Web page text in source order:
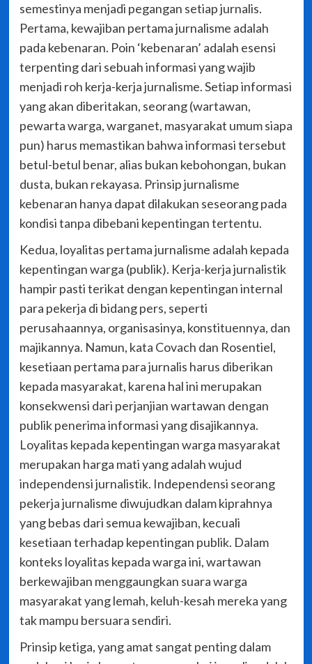
semestinya menjadi pegangan setiap jurnalis.
Pertama, kewajiban pertama jurnalisme adalah
pada kebenaran. Poin ‘kebenaran’ adalah esensi
terpenting dari sebuah informasi yang wajib
menjadi roh kerja-kerja jurnalisme. Setiap informasi
yang akan diberitakan, seorang (wartawan,
pewarta warga, warganet, masyarakat umum siapa
pun) harus memastikan bahwa informasi tersebut
betul-betul benar, alias bukan kebohongan, bukan
dusta, bukan rekayasa. Prinsip jurnalisme
kebenaran hanya dapat dilakukan seseorang pada
kondisi tanpa dibebani kepentingan tertentu.
Kedua, loyalitas pertama jurnalisme adalah kepada
kepentingan warga (publik). Kerja-kerja jurnalistik
hampir pasti terikat dengan kepentingan internal
para pekerja di bidang pers, seperti
perusahaannya, organisasinya, konstituennya, dan
majikannya. Namun, kata Covach dan Rosentiel,
kesetiaan pertama para jurnalis harus diberikan
kepada masyarakat, karena hal ini merupakan
konsekwensi dari perjanjian wartawan dengan
publik penerima informasi yang disajikannya.
Loyalitas kepada kepentingan warga masyarakat
merupakan harga mati yang adalah wujud
independensi jurnalistik. Independensi seorang
pekerja jurnalisme diwujudkan dalam kiprahnya
yang bebas dari semua kewajiban, kecuali
kesetiaan terhadap kepentingan publik. Dalam
konteks loyalitas kepada warga ini, wartawan
berkewajiban menggaungkan suara warga
masyarakat yang lemah, keluh-kesah mereka yang
tak mampu bersuara sendiri.
Prinsip ketiga, yang amat sangat penting dalam